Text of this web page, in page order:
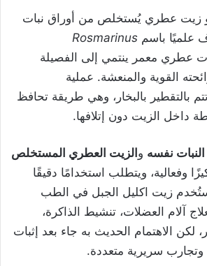
زيت عطري يُستخلص من أوراق نبات
علميًا باسم Rosmarinus
عطري معمر ينتمي إلى الفصيلة
القوية والمنعشة. عملية
بالتقطير بالبخار، وهي طريقة تحافظ
داخل الزيت دون إتلافها.
النبات نفسه و الزيت العطري المستخلص
وفعالية، ويتطلب استخدامًا دقيقًا
زيت اكليل الجبل في الطب
آلام العضلات، تنشيط الذاكرة،
الاهتمام الحديث به جاء بعد إثبات
سريرية متعددة.